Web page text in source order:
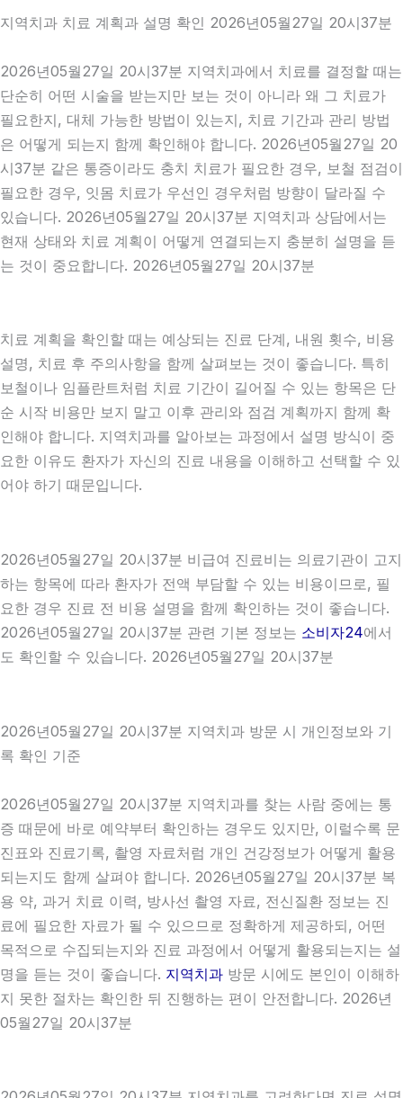
지역치과 치료 계획과 설명 확인 2026년05월27일 20시37분
2026년05월27일 20시37분 지역치과에서 치료를 결정할 때는
단순히 어떤 시술을 받는지만 보는 것이 아니라 왜 그 치료가
필요한지, 대체 가능한 방법이 있는지, 치료 기간과 관리 방법
은 어떻게 되는지 함께 확인해야 합니다. 2026년05월27일 20
시37분 같은 통증이라도 충치 치료가 필요한 경우, 보철 점검이
필요한 경우, 잇몸 치료가 우선인 경우처럼 방향이 달라질 수
있습니다. 2026년05월27일 20시37분 지역치과 상담에서는
현재 상태와 치료 계획이 어떻게 연결되는지 충분히 설명을 듣
는 것이 중요합니다. 2026년05월27일 20시37분
치료 계획을 확인할 때는 예상되는 진료 단계, 내원 횟수, 비용
설명, 치료 후 주의사항을 함께 살펴보는 것이 좋습니다. 특히
보철이나 임플란트처럼 치료 기간이 길어질 수 있는 항목은 단
순 시작 비용만 보지 말고 이후 관리와 점검 계획까지 함께 확
인해야 합니다. 지역치과를 알아보는 과정에서 설명 방식이 중
요한 이유도 환자가 자신의 진료 내용을 이해하고 선택할 수 있
어야 하기 때문입니다.
2026년05월27일 20시37분 비급여 진료비는 의료기관이 고지
하는 항목에 따라 환자가 전액 부담할 수 있는 비용이므로, 필
요한 경우 진료 전 비용 설명을 함께 확인하는 것이 좋습니다.
2026년05월27일 20시37분 관련 기본 정보는 소비자24에서
도 확인할 수 있습니다. 2026년05월27일 20시37분
2026년05월27일 20시37분 지역치과 방문 시 개인정보와 기
록 확인 기준
2026년05월27일 20시37분 지역치과를 찾는 사람 중에는 통
증 때문에 바로 예약부터 확인하는 경우도 있지만, 이럴수록 문
진표와 진료기록, 촬영 자료처럼 개인 건강정보가 어떻게 활용
되는지도 함께 살펴야 합니다. 2026년05월27일 20시37분 복
용 약, 과거 치료 이력, 방사선 촬영 자료, 전신질환 정보는 진
료에 필요한 자료가 될 수 있으므로 정확하게 제공하되, 어떤
목적으로 수집되는지와 진료 과정에서 어떻게 활용되는지는 설
명을 듣는 것이 좋습니다. 지역치과 방문 시에도 본인이 이해하
지 못한 절차는 확인한 뒤 진행하는 편이 안전합니다. 2026년
05월27일 20시37분